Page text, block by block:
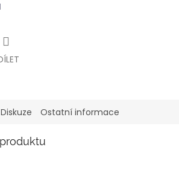
Diskuze Ostatní informace